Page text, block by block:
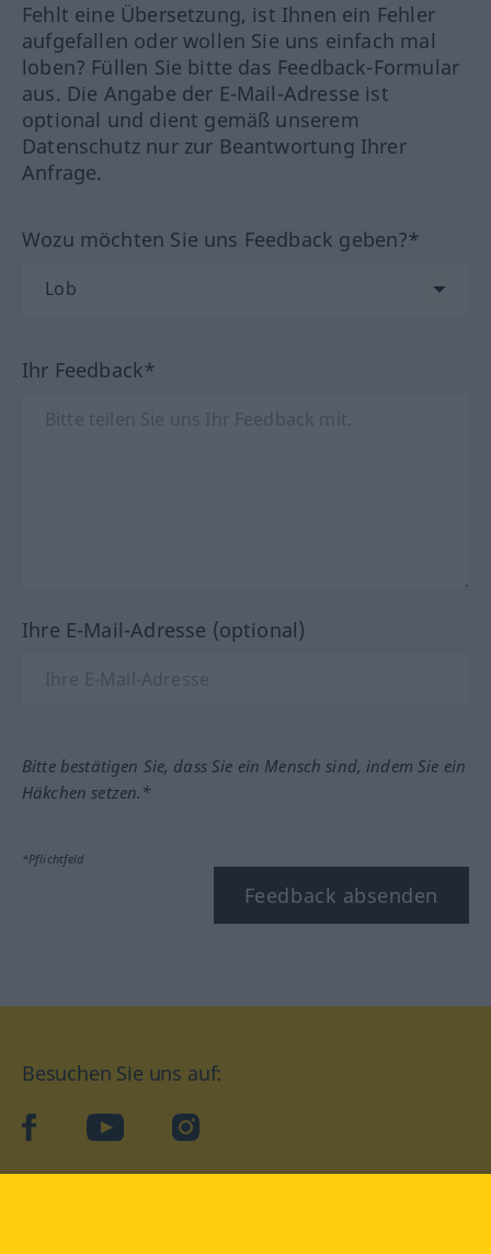
Fehlt eine Übersetzung, ist Ihnen ein Fehler
aufgefallen oder wollen Sie uns einfach mal
loben? Füllen Sie bitte das Feedback-Formular
aus. Die Angabe der E-Mail-Adresse ist
optional und dient gemäß unserem
Datenschutz nur zur Beantwortung Ihrer
Anfrage.
Wozu möchten Sie uns Feedback geben?*
Ihr Feedback*
Ihre E-Mail-Adresse (optional)
Bitte bestätigen Sie, dass Sie ein Mensch sind, indem Sie ein
Häkchen setzen.*
*Pflichtfeld
Feedback absenden
Besuchen Sie uns auf:
facebookYouTube Instagram